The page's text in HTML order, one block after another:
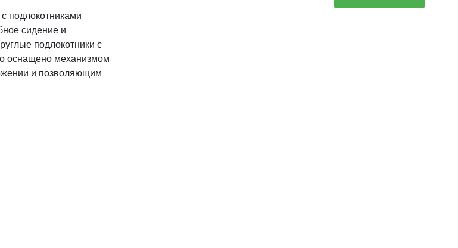
подлокотниками
сидение и
подлокотники с
оснащено механизмом
и позволяющим